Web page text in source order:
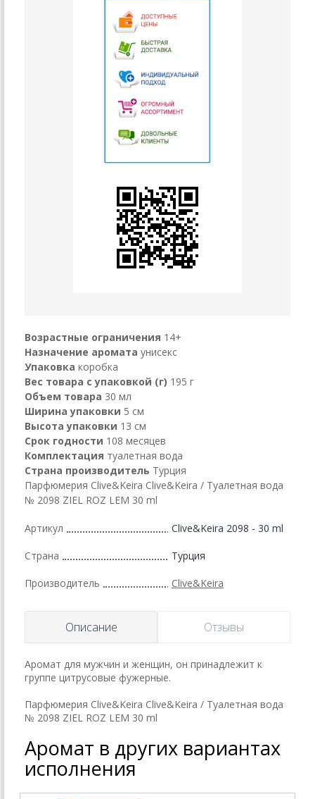
Возрастные ограничения 14+
Назначение аромата унисекс
Упаковка коробка
Вес товара с упаковкой (г) 195 г
Объем товара 30 мл
Ширина упаковки 5 см
Высота упаковки 13 см
Срок годности 108 месяцев
Комплектация туалетная вода
Страна производитель Турция
Парфюмерия Clive&Keira Clive&Keira / Туалетная вода
№ 2098 ZIEL ROZ LEM 30 ml
Артикул Clive&Keira 2098 - 30 ml
Страна Турция
Производитель Clive&Keira
Описание Отзывы
Аромат для мужчин и женщин, он принадлежит к
группе цитрусовые фужерные.
Парфюмерия Clive&Keira Clive&Keira / Туалетная вода
№ 2098 ZIEL ROZ LEM 30 ml
Аромат в других вариантах
исполнения